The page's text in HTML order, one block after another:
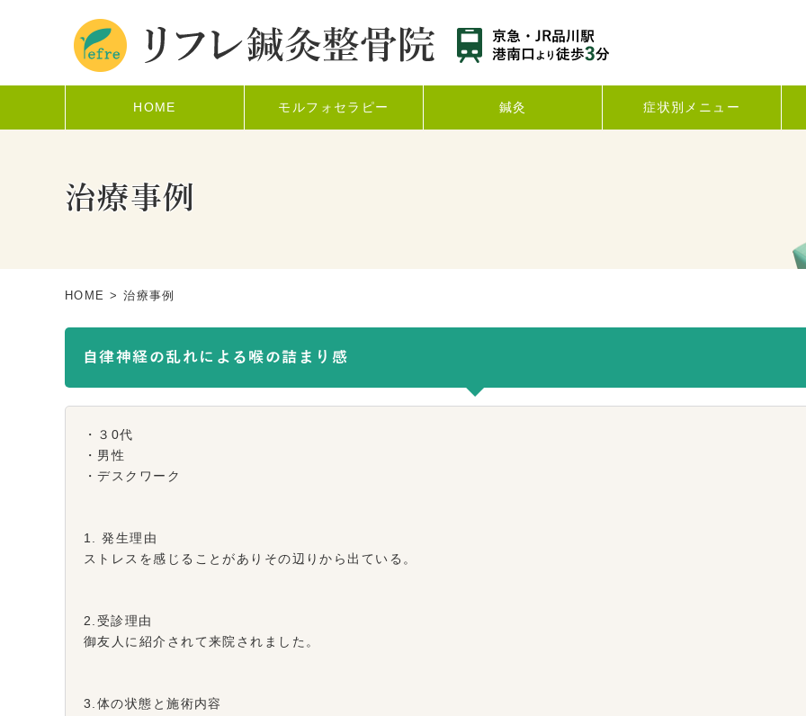
HOME モルフォセラピー 鍼灸 症状別メニュー
治療事例
HOME > 治療事例
自律神経の乱れによる喉の詰まり感
・３0代
・男性
・デスクワーク
1. 発生理由
ストレスを感じることがありその辺りから出ている。
2.受診理由
御友人に紹介されて来院されました。
3.体の状態と施術内容